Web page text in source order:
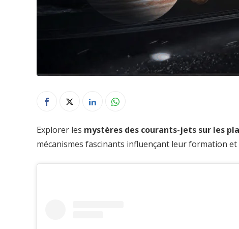
Explorer les mystères des courants-jets sur les
mécanismes fascinants influençant leur formation